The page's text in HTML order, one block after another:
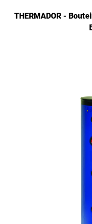
THERMADOR -